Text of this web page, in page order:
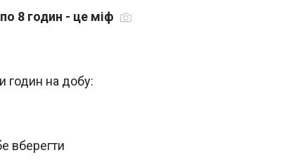
8 годин - це міф
годин на добу:
вберегти